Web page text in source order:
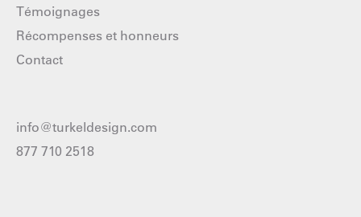
Témoignages
Récompenses et honneurs
Contact
info@turkeldesign.com
877 710 2518